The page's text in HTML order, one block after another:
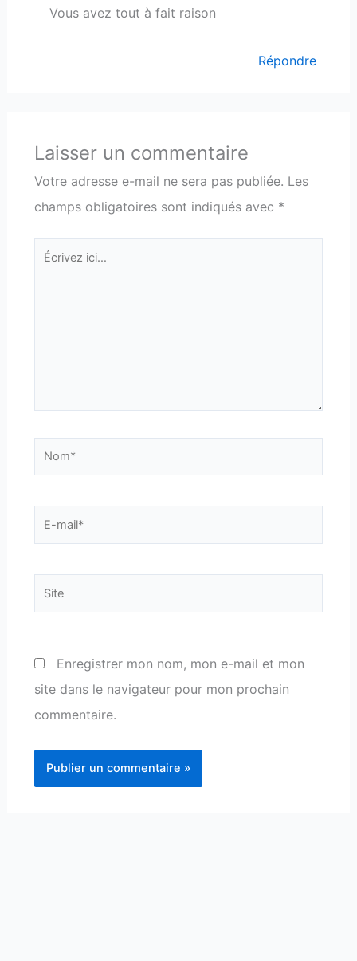
Vous avez tout à fait raison
Répondre
Laisser un commentaire
Votre adresse e-mail ne sera pas publiée. Les
champs obligatoires sont indiqués avec *
Écrivez
Nom*
E-
mail*
Site
Enregistrer mon nom, mon e-mail et mon
site dans le navigateur pour mon prochain
commentaire.